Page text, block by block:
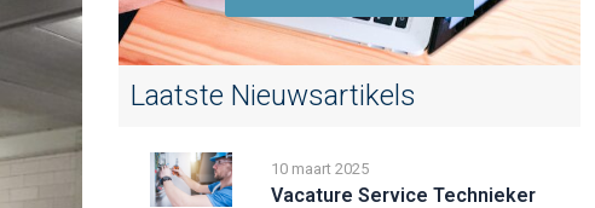
Laatste Nieuwsartikels
10 maart 2025
Vacature Service Technieker